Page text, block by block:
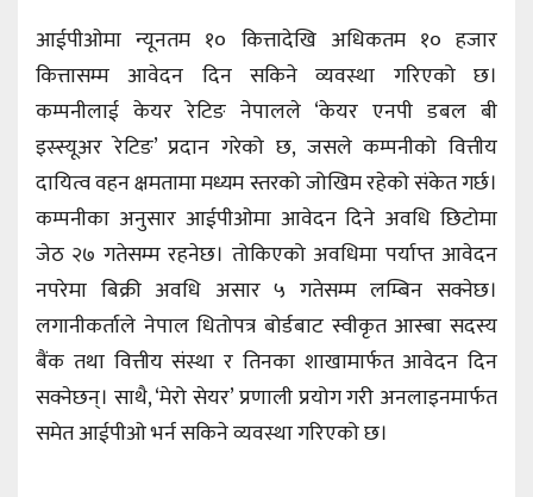
आईपीओमा न्यूनतम १० कित्तादेखि अधिकतम १० हजार
कित्तासम्म आवेदन दिन सकिने व्यवस्था गरिएको छ।
कम्पनीलाई केयर रेटिङ नेपालले ‘केयर एनपी डबल बी
इस्स्यूअर रेटिङ’ प्रदान गरेको छ, जसले कम्पनीको वित्तीय
दायित्व वहन क्षमतामा मध्यम स्तरको जोखिम रहेको संकेत गर्छ।
कम्पनीका अनुसार आईपीओमा आवेदन दिने अवधि छिटोमा
जेठ २७ गतेसम्म रहनेछ। तोकिएको अवधिमा पर्याप्त आवेदन
नपरेमा बिक्री अवधि असार ५ गतेसम्म लम्बिन सक्नेछ।
लगानीकर्ताले नेपाल धितोपत्र बोर्डबाट स्वीकृत आस्बा सदस्य
बैंक तथा वित्तीय संस्था र तिनका शाखामार्फत आवेदन दिन
सक्नेछन्। साथै, ‘मेरो सेयर’ प्रणाली प्रयोग गरी अनलाइनमार्फत
समेत आईपीओ भर्न सकिने व्यवस्था गरिएको छ।